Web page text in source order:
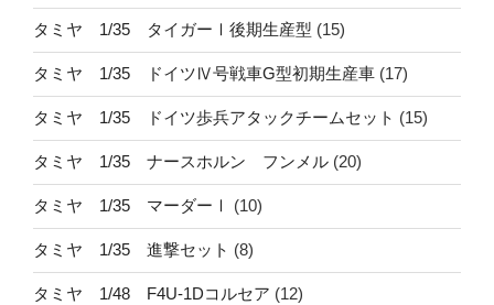
タミヤ 1/35 タイガーⅠ後期生産型 (15)
タミヤ 1/35 ドイツⅣ号戦車G型初期生産車 (17)
タミヤ 1/35 ドイツ歩兵アタックチームセット (15)
タミヤ 1/35 ナースホルン フンメル (20)
タミヤ 1/35 マーダーⅠ (10)
タミヤ 1/35 進撃セット (8)
タミヤ 1/48 F4U-1Dコルセア (12)